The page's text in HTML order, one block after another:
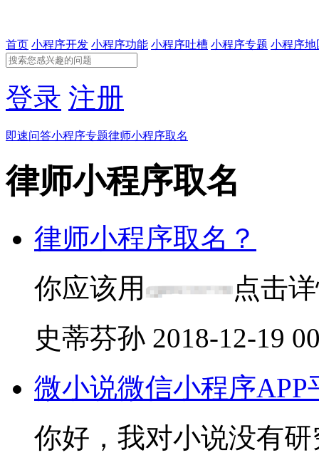
首页 小程序开发 小程序功能 小程序吐槽 小程序专题 小程序地
登录 注册
即速问答小程序专题律师小程序取名
律师小程序取名
律师小程序取名？
你应该用
点击
史蒂芬孙 2018-12-19
微小说微信小程序
你好，我对小说没有